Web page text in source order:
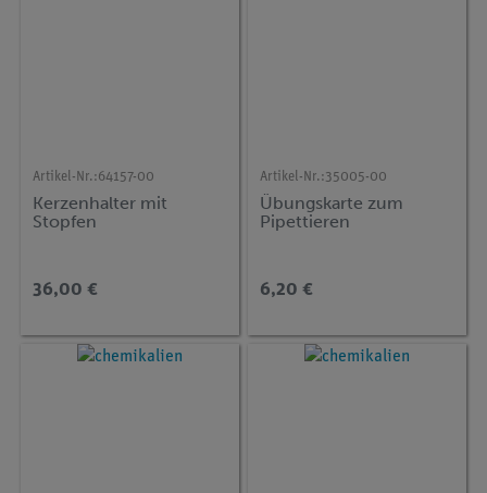
Artikel-Nr.:64157-00
Kerzenhalter mit
Stopfen
36,00 €
Artikel-Nr.:35005-00
Übungskarte zum
Pipettieren
6,20 €